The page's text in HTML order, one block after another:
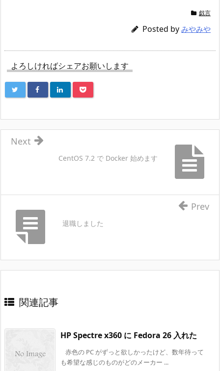
戯言
Posted by みやみや
よろしければシェアお願いします
CentOS 7.2 で Docker 始めます
Next
退職しました
Prev
関連記事
HP Spectre x360 に Fedora 26 入れた
赤色の PC がずっと欲しかったけど、数年待って
も希望な感じのものがどのメーカー ...